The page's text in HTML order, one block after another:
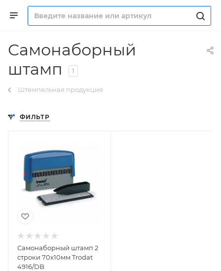
Самонаборный
штамп
1
Штемпельная продукция
ФИЛЬТР
Самонаборный штамп 2
строки 70х10мм Trodat
4916/DB